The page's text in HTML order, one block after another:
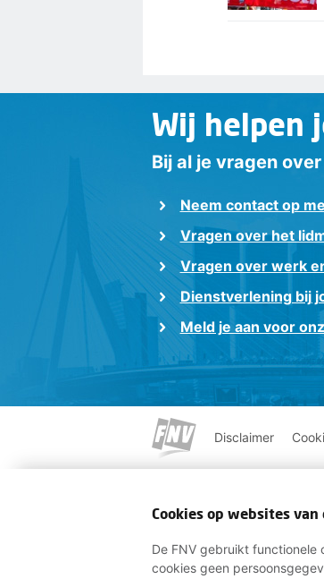
Wij helpen
Bij al je vragen
Neem contact op
Vragen over het
Vragen over werk
Dienstverlening bij
Meld je aan voor
Disclaimer
Cookies op websites van
De FNV gebruikt
cookies geen